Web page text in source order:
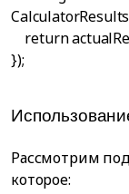
return
});
Рассмотрим
которое: